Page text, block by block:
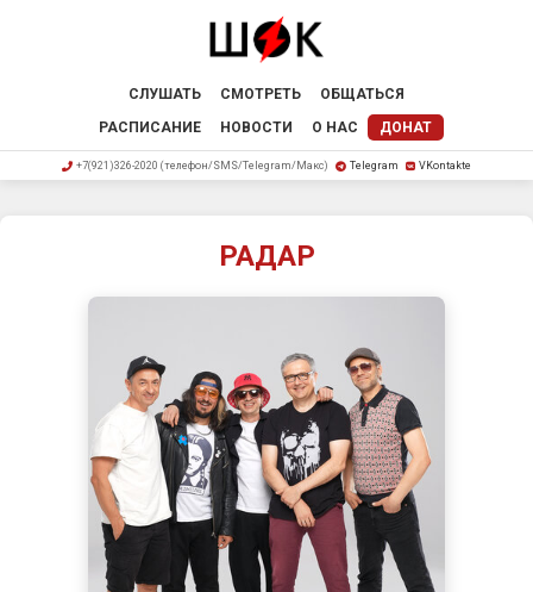
СЛУШАТЬ СМОТРЕТЬ
ОБЩАТЬСЯ
РАСПИСАНИЕ
НОВОСТИ О НАС ДОНАТ
+7(921)326-2020 (телефон/SMS/Telegram/Макс) Telegram VKontakte
РАДАР